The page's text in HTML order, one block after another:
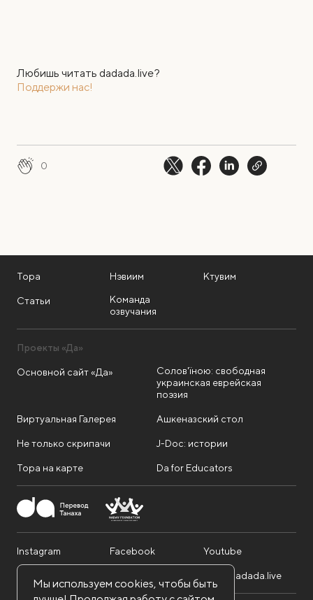
Любишь читать dadada.live?
Поддержи нас!
0
Тора Нэвиим Ктувим
Статьи
Команда
озвучания
Проекты «Да»
Основной сайт «Да»
Солов'їною: свободная
украинская еврейская
поэзия
Виртуальная Галерея Ашкеназский стол
Не только скрипачи J-Doc: истории
Тора на карте Da for Educators
Instagram Facebook Youtube
info@dadada.live
Мы используем cookies, чтобы быть